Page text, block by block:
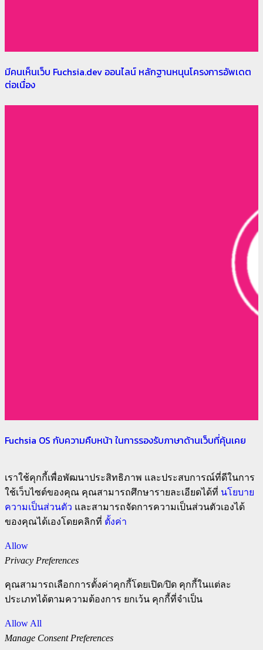
มีคนเห็นเว็บ Fuchsia.dev ออนไลน์ หลักฐานหนุนโครงการอัพเดต
ต่อเนื่อง
Fuchsia OS กับความคืบหน้า ในการรองรับภาษาด้านเว็บที่คุ้นเคย
เราใช้คุกกี้เพื่อพัฒนาประสิทธิภาพ และประสบการณ์ที่ดีในการ
ใช้เว็บไซต์ของคุณ คุณสามารถศึกษารายละเอียดได้ที่ นโยบาย
ความเป็นส่วนตัว และสามารถจัดการความเป็นส่วนตัวเองได้
ของคุณได้เองโดยคลิกที่ ตั้งค่า
Allow
Privacy Preferences
คุณสามารถเลือกการตั้งค่าคุกกี้โดยเปิด/ปิด คุกกี้ในแต่ละ
ประเภทได้ตามความต้องการ ยกเว้น คุกกี้ที่จำเป็น
Allow All
Manage Consent Preferences